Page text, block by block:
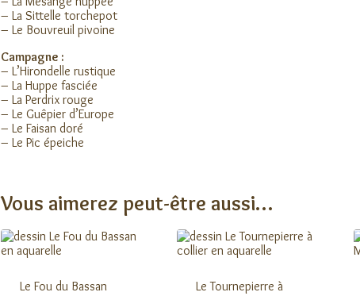
– La Sittelle torchepot
– Le Bouvreuil pivoine
Campagne :
– L’Hirondelle rustique
– La Huppe fasciée
– La Perdrix rouge
– Le Guêpier d’Europe
– Le Faisan doré
– Le Pic épeiche
Vous aimerez peut-être aussi…
Le Fou du Bassan
Le Tournepierre à